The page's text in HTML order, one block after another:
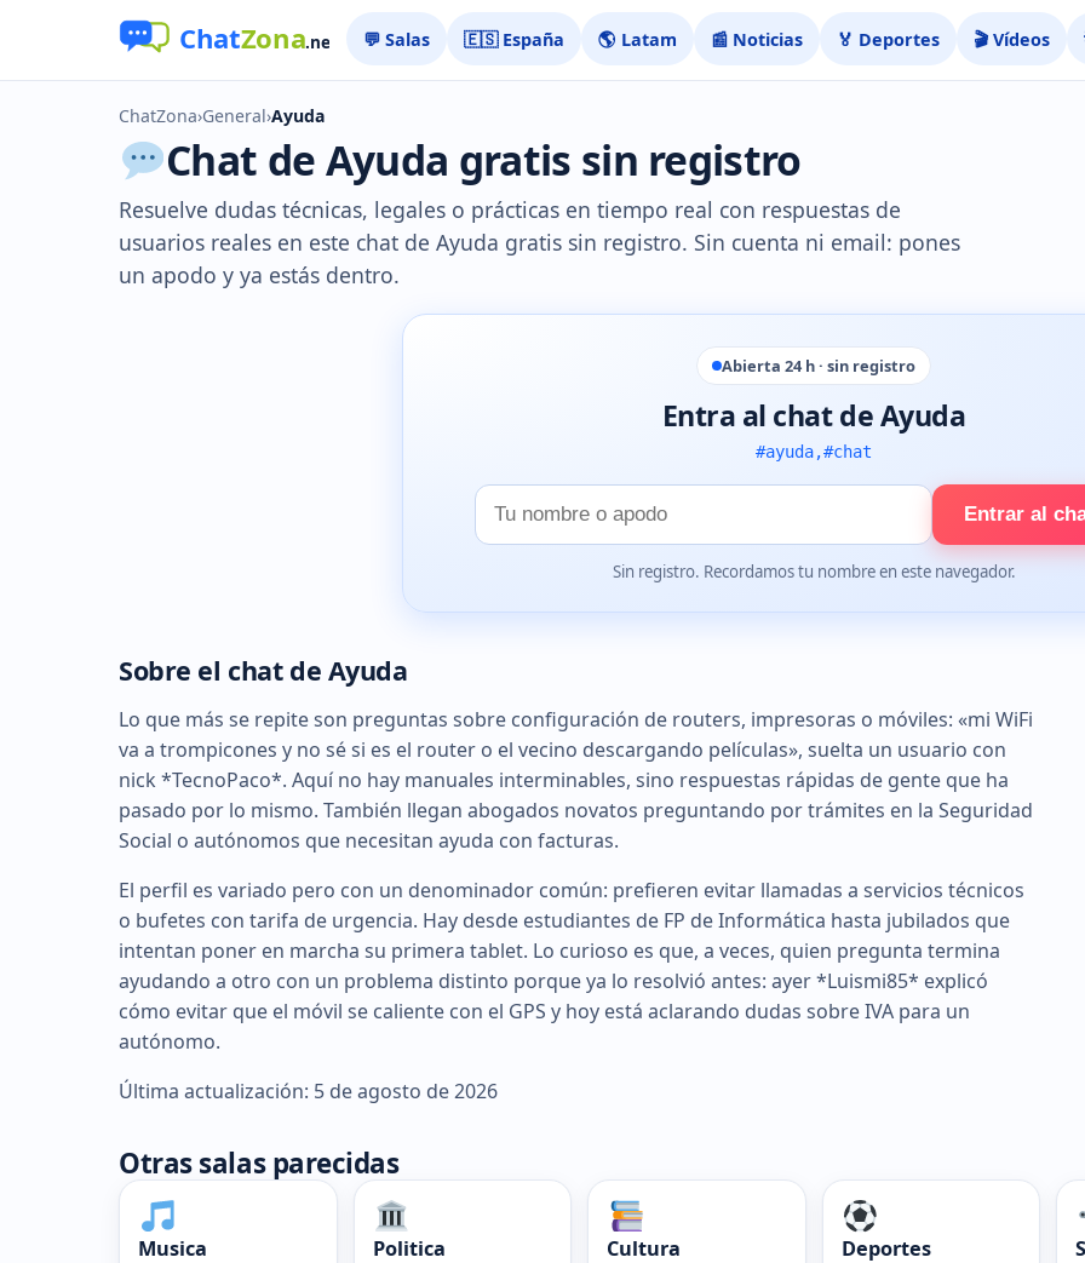
💬 Salas 🇪🇸 España 🌎 Latam 📰 Noticias 🏅 Deportes 🎬 Vídeos
ChatZona›General›Ayuda
Chat de Ayuda gratis sin registro
Resuelve dudas técnicas, legales o prácticas en tiempo real con respuestas de
usuarios reales en este chat de Ayuda gratis sin registro. Sin cuenta ni email: pones
un apodo y ya estás dentro.
Abierta 24 h · sin registro
Entra al chat de Ayuda
#ayuda,#chat
Tu
nombre
Entrar al
Sin registro. Recordamos tu nombre en este navegador.
Sobre el chat de Ayuda
Lo que más se repite son preguntas sobre configuración de routers, impresoras o móviles: «mi WiFi
va a trompicones y no sé si es el router o el vecino descargando películas», suelta un usuario con
nick *TecnoPaco*. Aquí no hay manuales interminables, sino respuestas rápidas de gente que ha
pasado por lo mismo. También llegan abogados novatos preguntando por trámites en la Seguridad
Social o autónomos que necesitan ayuda con facturas.
El perfil es variado pero con un denominador común: prefieren evitar llamadas a servicios técnicos
o bufetes con tarifa de urgencia. Hay desde estudiantes de FP de Informática hasta jubilados que
intentan poner en marcha su primera tablet. Lo curioso es que, a veces, quien pregunta termina
ayudando a otro con un problema distinto porque ya lo resolvió antes: ayer *Luismi85* explicó
cómo evitar que el móvil se caliente con el GPS y hoy está aclarando dudas sobre IVA para un
autónomo.
Última actualización: 5 de agosto de 2026
Otras salas parecidas
Musica Politica Cultura Deportes